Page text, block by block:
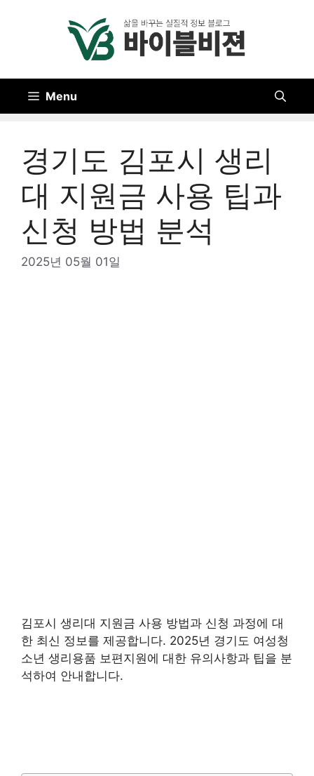
Menu
경기도 김포시 생리
대 지원금 사용 팁과
신청 방법 분석
2025년 05월 01일
김포시 생리대 지원금 사용 방법과 신청 과정에 대
한 최신 정보를 제공합니다. 2025년 경기도 여성청
소년 생리용품 보편지원에 대한 유의사항과 팁을 분
석하여 안내합니다.